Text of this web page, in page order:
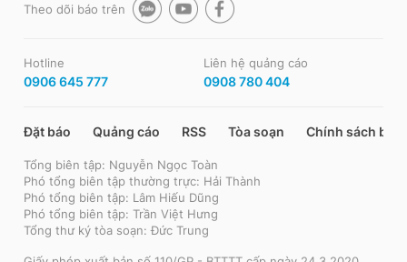
Theo dõi báo trên
Hotline
0906 645 777
Liên hệ quảng cáo
0908 780 404
Đặt báo Quảng cáo RSS Tòa soạn Chính sách bảo
Tổng biên tập: Nguyễn Ngọc Toàn
Phó tổng biên tập thường trực: Hải Thành
Phó tổng biên tập: Lâm Hiếu Dũng
Phó tổng biên tập: Trần Việt Hưng
Tổng thư ký tòa soạn: Đức Trung